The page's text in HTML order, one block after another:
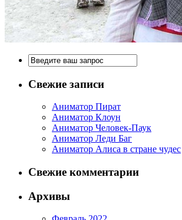
Свежие записи
Аниматор Пират
Аниматор Клоун
Аниматор Человек-Паук
Аниматор Леди Баг
Аниматор Алиса в стране чудес
Свежие комментарии
Архивы